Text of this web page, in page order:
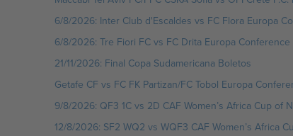
6/8/2026: Inter Club d'Escaldes vs FC Flora Europa
6/8/2026: Tre Fiori FC vs FC Drita Europa
21/11/2026: Final Copa Sudamericana Boletos
Getafe CF vs FC FK Partizan/FC Tobol Europa
9/8/2026: QF3 1C vs 2D CAF Women’s Africa Cup of
12/8/2026: SF2 WQ2 vs WQF3 CAF Women’s Africa